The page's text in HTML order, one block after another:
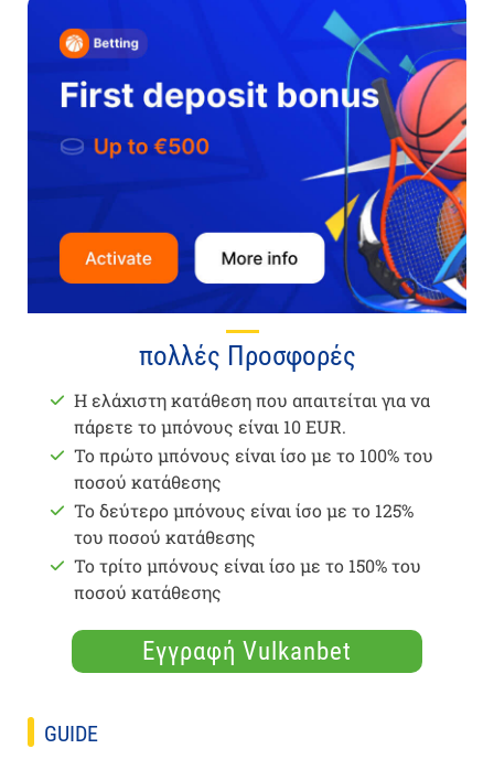
πολλές Προσφορές
Η ελάχιστη κατάθεση που απαιτείται για να
πάρετε το μπόνους είναι 10 EUR.
Το πρώτο μπόνους είναι ίσο με το 100% του
ποσού κατάθεσης
Το δεύτερο μπόνους είναι ίσο με το 125%
του ποσού κατάθεσης
Το τρίτο μπόνους είναι ίσο με το 150% του
ποσού κατάθεσης
Εγγραφή Vulkanbet
GUIDE